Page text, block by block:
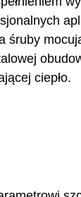
śruby
ciepło.